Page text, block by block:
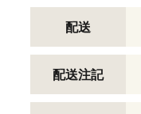
配送
配送注記